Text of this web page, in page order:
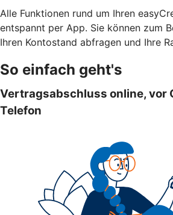
Alle Funktionen rund um Ihren
entspannt per App. Sie können zum
Ihren Kontostand abfragen und Ihre
So einfach geht's
Vertragsabschluss online, vor
Telefon